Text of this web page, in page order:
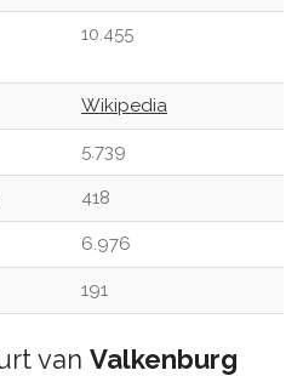
10.455
Wikipedia
5.739
418
6.976
191
van Valkenburg